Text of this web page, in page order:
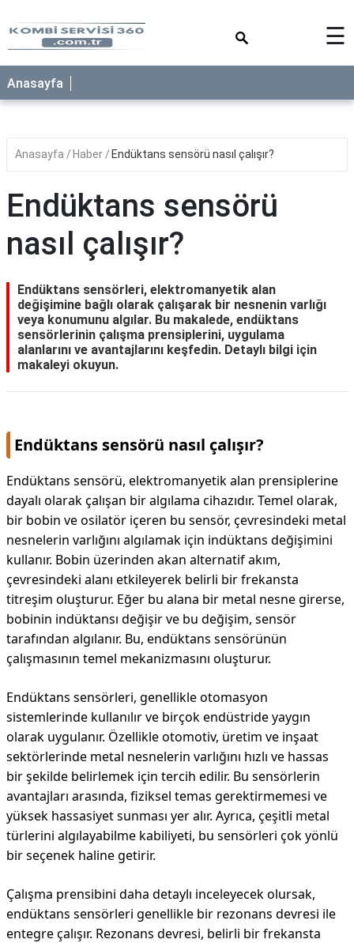
☰
Anasayfa
Anasayfa Haber Endüktans sensörü nasıl çalışır?
Endüktans sensörü
nasıl çalışır?
Endüktans sensörleri, elektromanyetik alan
değişimine bağlı olarak çalışarak bir nesnenin varlığı
veya konumunu algılar. Bu makalede, endüktans
sensörlerinin çalışma prensiplerini, uygulama
alanlarını ve avantajlarını keşfedin. Detaylı bilgi için
makaleyi okuyun.
Endüktans sensörü nasıl çalışır?
Endüktans sensörü, elektromanyetik alan prensiplerine
dayalı olarak çalışan bir algılama cihazıdır. Temel olarak,
bir bobin ve osilatör içeren bu sensör, çevresindeki metal
nesnelerin varlığını algılamak için indüktans değişimini
kullanır. Bobin üzerinden akan alternatif akım,
çevresindeki alanı etkileyerek belirli bir frekansta
titreşim oluşturur. Eğer bu alana bir metal nesne girerse,
bobinin indüktansı değişir ve bu değişim, sensör
tarafından algılanır. Bu, endüktans sensörünün
çalışmasının temel mekanizmasını oluşturur.
Endüktans sensörleri, genellikle otomasyon
sistemlerinde kullanılır ve birçok endüstride yaygın
olarak uygulanır. Özellikle otomotiv, üretim ve inşaat
sektörlerinde metal nesnelerin varlığını hızlı ve hassas
bir şekilde belirlemek için tercih edilir. Bu sensörlerin
avantajları arasında, fiziksel temas gerektirmemesi ve
yüksek hassasiyet sunması yer alır. Ayrıca, çeşitli metal
türlerini algılayabilme kabiliyeti, bu sensörleri çok yönlü
bir seçenek haline getirir.
Çalışma prensibini daha detaylı inceleyecek olursak,
endüktans sensörleri genellikle bir rezonans devresi ile
entegre çalışır. Rezonans devresi, belirli bir frekansta